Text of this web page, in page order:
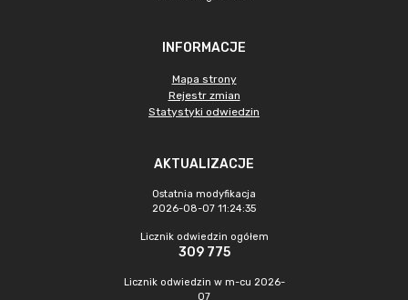
INFORMACJE
Mapa strony
Rejestr zmian
Statystyki odwiedzin
AKTUALIZACJE
Ostatnia modyfikacja
2026-08-07 11:24:35
Licznik odwiedzin ogółem
309 775
Licznik odwiedzin w m-cu 2026-
07